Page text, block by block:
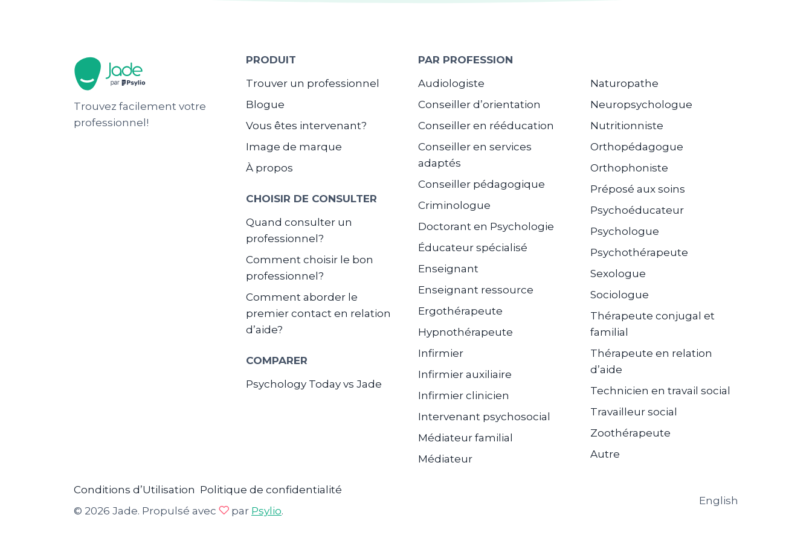
Trouvez facilement votre
professionnel!
PRODUIT
Trouver un professionnel
Blogue
Vous êtes intervenant?
Image de marque
À propos
CHOISIR DE CONSULTER
Quand consulter un
professionnel?
Comment choisir le bon
professionnel?
Comment aborder le
premier contact en relation
d’aide?
COMPARER
Psychology Today vs Jade
PAR PROFESSION
Audiologiste
Conseiller d’orientation
Conseiller en rééducation
Conseiller en services
adaptés
Conseiller pédagogique
Criminologue
Doctorant en Psychologie
Éducateur spécialisé
Enseignant
Enseignant ressource
Ergothérapeute
Hypnothérapeute
Infirmier
Infirmier auxiliaire
Infirmier clinicien
Intervenant psychosocial
Médiateur familial
Médiateur
Naturopathe
Neuropsychologue
Nutritionniste
Orthopédagogue
Orthophoniste
Préposé aux soins
Psychoéducateur
Psychologue
Psychothérapeute
Sexologue
Sociologue
Thérapeute conjugal et
familial
Thérapeute en relation
d’aide
Technicien en travail social
Travailleur social
Zoothérapeute
Autre
English
Conditions d’Utilisation Politique de confidentialité
© 2026 Jade. Propulsé avec
par Psylio.